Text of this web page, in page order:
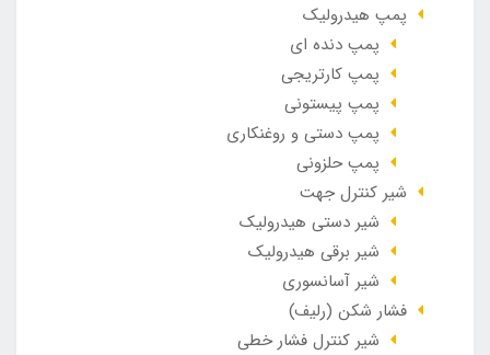
پمپ هیدرولیک
پمپ دنده ای
پمپ کارتریجی
پمپ پیستونی
پمپ دستی و روغنکاری
پمپ حلزونی
شیر کنترل جهت
شیر دستی هیدرولیک
شیر برقی هیدرولیک
شیر آسانسوری
فشار شکن (رلیف)
شیر کنترل فشار خطی